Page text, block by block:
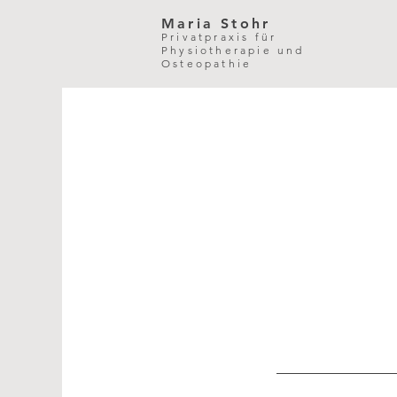
Maria Stohr
Privatpraxis für
Physiotherapie und
Osteopathie